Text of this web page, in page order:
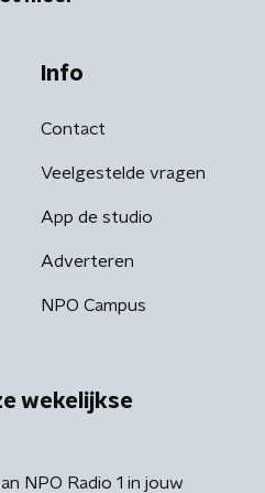
Info
Contact
Veelgestelde vragen
App de studio
Adverteren
NPO Campus
wekelijkse
NPO Radio 1 in jouw